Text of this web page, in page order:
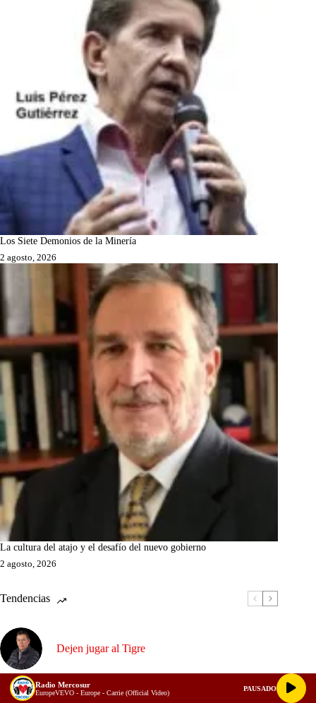
Los Siete Demonios de la Minería
2 agosto, 2026
La cultura del atajo y el desafío del nuevo gobierno
2 agosto, 2026
Tendencias
Dejen jugar al Tigre
La batalla por la Contraloría: las cinco cualidades
Radio Mercosur
EuropeVEVO - Europe - Carrie (Official Video)
PAUSADO